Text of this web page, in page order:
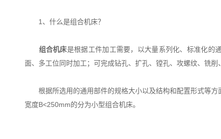
1、什么是组合机床？
组合机床是根据工件加工需要，以大量系列化、标准化的
面、多工位同时加工；可完成钻孔、扩孔、镗孔、攻螺纹、铣削
根据所选用的通用部件的规格大小以及结构和配置形式等方
宽度B<250mm的分为小型组合机床。